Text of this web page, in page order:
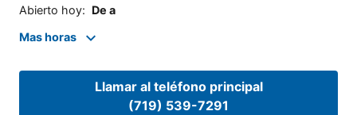
Abierto hoy: De a
Mas horas
Llamar al teléfono principal
(719) 539-7291